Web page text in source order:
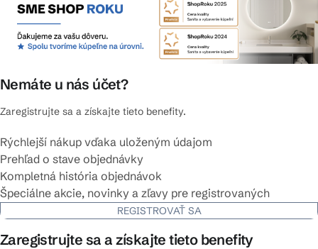
Nemáte u nás účet?
Zaregistrujte sa a získajte tieto benefity.
Rýchlejší nákup vďaka uloženým údajom
Prehľad o stave objednávky
Kompletná história objednávok
Špeciálne akcie, novinky a zľavy pre registrovaných
REGISTROVAŤ SA
Zaregistrujte sa a získajte tieto benefity